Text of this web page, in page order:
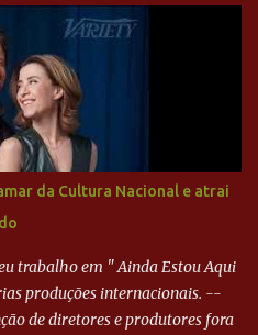
21 minutos. Éverton Garroni
mesmo de costas, incidiu o canto
se esticou e até tocou na
sua trajetória. O ataque do
seguiu em cima. Aos 32
fez grande defesa. Seis
o pé e quase surpreendeu o
No fim, Jefferson teve
Gol para matar espera...
da Cultura Nacional e atrai
trabalho em " Ainda Estou Aqui
produções internacionais. --
de diretores e produtores fora